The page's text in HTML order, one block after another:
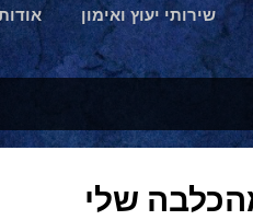
שירותי יעוץ ואימון
שלי